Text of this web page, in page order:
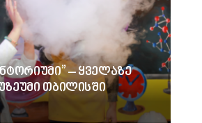
– ყველაზე
თბილისში